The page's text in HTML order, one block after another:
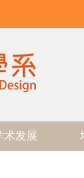
术发展